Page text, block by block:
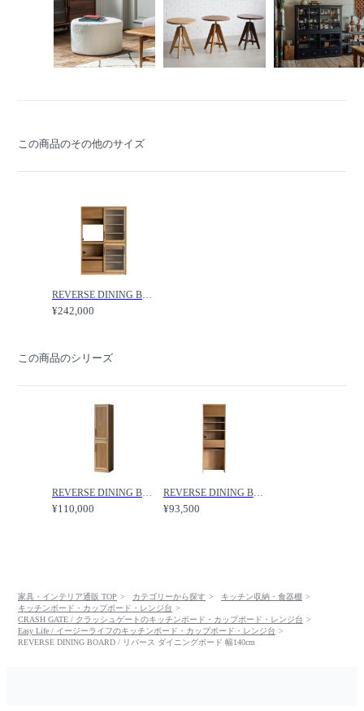
この商品のその他のサイズ
REVERSE DINING BOARD / リバース ダイニングボード 幅120cm / CRASH GATE / クラッシュゲート
¥242,000
この商品のシリーズ
REVERSE DINING BOARD / リバース ダイニングボード 幅40cm / CRASH GATE / クラッシュゲート
¥110,000
REVERSE DINING BOARD / リバース ダイニングボード ダスト 幅60cm / CRASH GATE / クラッシュゲート
¥93,500
家具・インテリア通販 TOP カテゴリーから探す
キッチン収納・食器棚
キッチンボード・カップボード・レンジ台
CRASH GATE / クラッシュゲートのキッチンボード・カップボード・レンジ台
Easy Life / イージーライフのキッチンボード・カップボード・レンジ台
REVERSE DINING BOARD / リバース ダイニングボード 幅140cm